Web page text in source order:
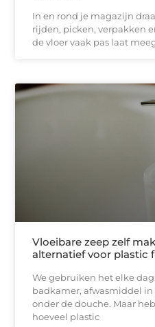
In en rond je magazijn
rijden, picken, verpakken
de vloer vaak pas laat
Vloeibare zeep zelf
alternatief voor plastic
We gebruiken het elke
badkamer, afwasmiddel
onder de douche. Maar
hoeveel plastic